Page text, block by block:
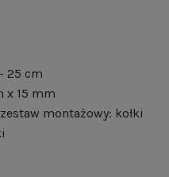
25 cm
x 15 mm
montażowy: kołki